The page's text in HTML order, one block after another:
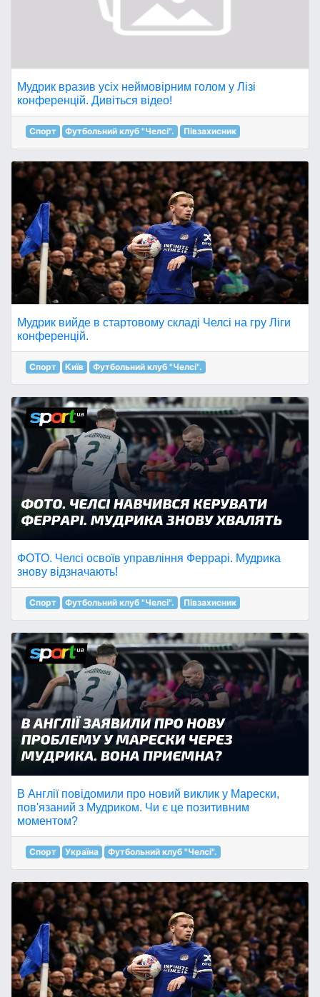
Мудрик вразив усіх неймовірним голом у Лізі
конференцій. Дивіться відео!
Спорт Футбольний клуб "Челсі". Півзахисник
Мудрик вийде в стартовому складі Челсі на гру Ліги
конференцій.
Спорт Київ Футбольний клуб "Челсі".
ФОТО. Челсі освоїв управління Феррарі. Мудрика
знову відзначають!
Спорт Футбольний клуб "Челсі". Півзахисник
В Англії повідомили про новий виклик у Марески,
пов'язаний з Мудриком. Чи є це позитивним
моментом?
Спорт Україна Футбольний клуб "Челсі".